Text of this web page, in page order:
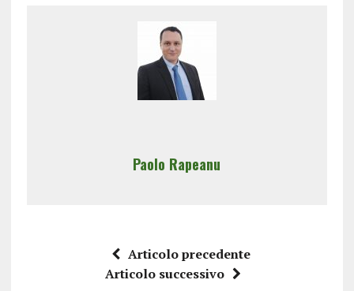
Paolo Rapeanu
Articolo precedente
Articolo successivo